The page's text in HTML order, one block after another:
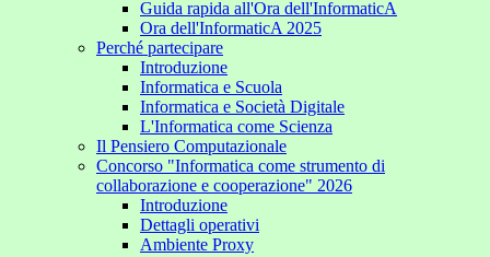
Guida rapida all'Ora dell'InformaticA
Ora dell'InformaticA 2025
Perché partecipare
Introduzione
Informatica e Scuola
Informatica e Società Digitale
L'Informatica come Scienza
Il Pensiero Computazionale
Concorso "Informatica come strumento di
collaborazione e cooperazione" 2026
Introduzione
Dettagli operativi
Ambiente Proxy